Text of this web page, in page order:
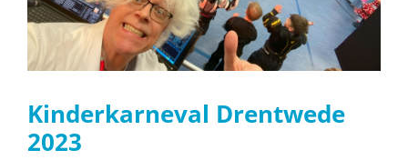
Kinderkarneval Drentwede
2023